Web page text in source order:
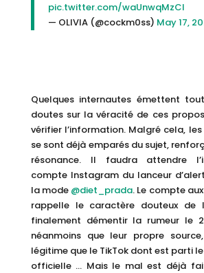
pic.twitter.com/waUnwqMzCI
— OLIVIA (@cockm0ss) May 17,
Quelques internautes émettent
doutes sur la véracité de ces
vérifier l’information. Malgré cela,
se sont déjà emparés du sujet,
résonance. Il faudra attendre
compte Instagram du lanceur
la mode @diet_prada. Le compte
rappelle le caractère douteux de
finalement démentir la rumeur le
néanmoins que leur propre
légitime que le TikTok dont est parti
officielle … Mais le mal est déjà